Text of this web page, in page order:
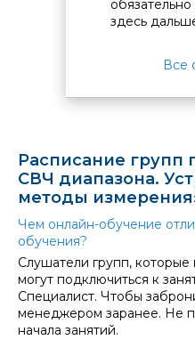
здесь
Все
Расписание групп
СВЧ диапазона.
методы
Чем онлайн-обучение
обучения?
Слушатели групп, которые
могут подключиться к
Специалист. Чтобы
менеджером заранее. Не
начала занятий.